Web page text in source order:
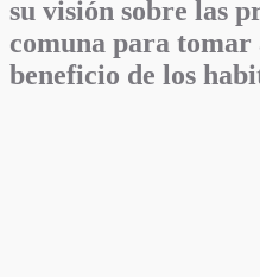
su visión sobre las
comuna para tomar
beneficio de los